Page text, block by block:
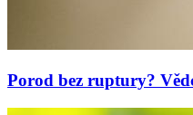
Porod bez ruptury?